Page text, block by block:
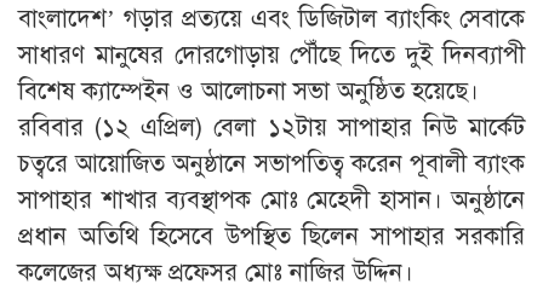
বাংলাদেশ’ গড়ার প্রত্যয়ে এবং ডিজিটাল ব্যাংকিং সেবাকে
সাধারণ মানুষের দোরগোড়ায় পৌঁছে দিতে দুই দিনব্যাপী
বিশেষ ক্যাম্পেইন ও আলোচনা সভা অনুষ্ঠিত হয়েছে।
রবিবার (১২ এপ্রিল) বেলা ১২টায় সাপাহার নিউ মার্কেট
চত্বরে আয়োজিত অনুষ্ঠানে সভাপতিত্ব করেন পূবালী ব্যাংক
সাপাহার শাখার ব্যবস্থাপক মোঃ মেহেদী হাসান। অনুষ্ঠানে
প্রধান অতিথি হিসেবে উপস্থিত ছিলেন সাপাহার সরকারি
কলেজের অধ্যক্ষ প্রফেসর মোঃ নাজির উদ্দিন।